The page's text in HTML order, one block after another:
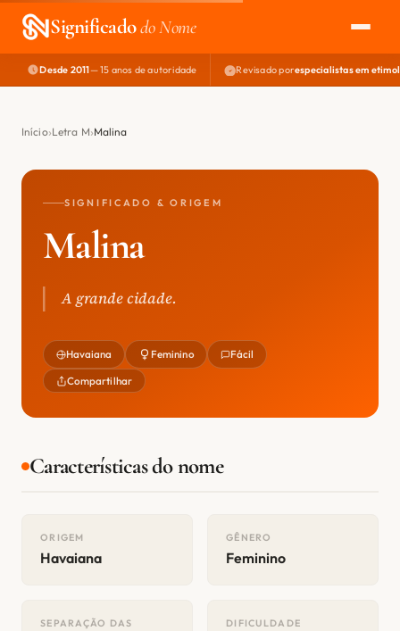
Significadodo Nome
EXPLORAR
NOME PERFEITO
Desde 2011— 15 anos de autoridade Revisado porespecialistas em
Início Letra M Malina
SIGNIFICADO & ORIGEM
Malina
A grande cidade.
Havaiana Feminino Fácil
Compartilhar
Características do nome
ORIGEM
Havaiana
GÊNERO
Feminino
SEPARAÇÃO DAS
DIFICULDADE